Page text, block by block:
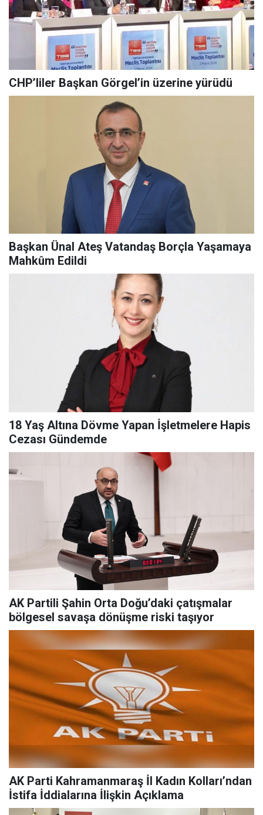
CHP’liler Başkan Görgel’in üzerine yürüdü
Başkan Ünal Ateş Vatandaş Borçla Yaşamaya
Mahkûm Edildi
18 Yaş Altına Dövme Yapan İşletmelere Hapis
Cezası Gündemde
AK Partili Şahin Orta Doğu’daki çatışmalar
bölgesel savaşa dönüşme riski taşıyor
AK Parti Kahramanmaraş İl Kadın Kolları’ndan
İstifa İddialarına İlişkin Açıklama